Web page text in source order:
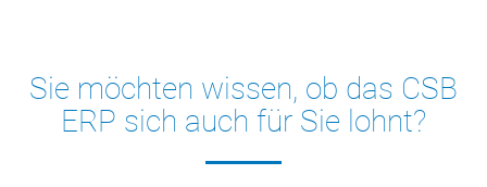
Sie möchten wissen, ob das CSB
ERP sich auch für Sie lohnt?